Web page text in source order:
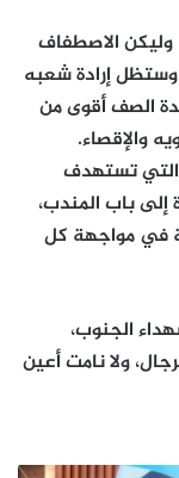
الاصطفاف
وستظل إرادة شعبه
الصف أقوى من
والإقصاء.
التي تستهدف
إلى باب المندب،
في مواجهة كل
شهداء الجنوب،
ولا نامت أعين